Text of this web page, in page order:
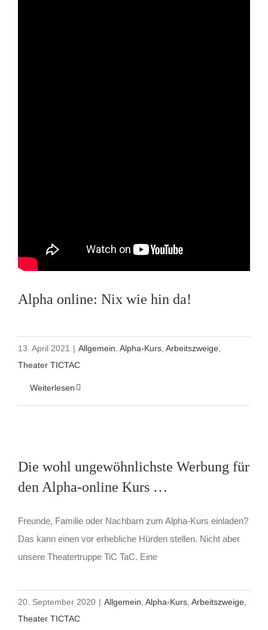
Alpha online: Nix wie hin da!
13. April 2021 | Allgemein, Alpha-Kurs, Arbeitszweige,
Theater TICTAC
Weiterlesen
Die wohl ungewöhnlichste Werbung für
den Alpha-online Kurs …
Freunde, Familie oder Nachbarn zum Alpha-Kurs einladen?
Das kann einen vor erhebliche Hürden stellen. Nicht aber
unsere Theatertruppe TiC TaC. Eine
20. September 2020 | Allgemein, Alpha-Kurs, Arbeitszweige,
Theater TICTAC